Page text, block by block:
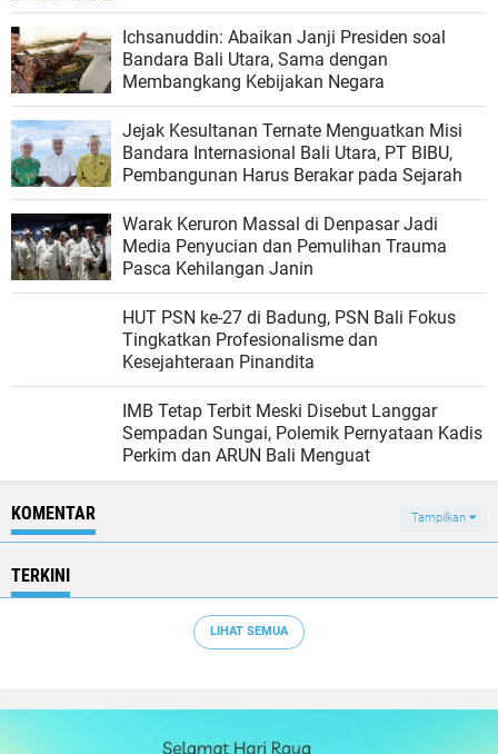
Ichsanuddin: Abaikan Janji Presiden soal
Bandara Bali Utara, Sama dengan
Membangkang Kebijakan Negara
Jejak Kesultanan Ternate Menguatkan Misi
Bandara Internasional Bali Utara, PT BIBU,
Pembangunan Harus Berakar pada Sejarah
Warak Keruron Massal di Denpasar Jadi
Media Penyucian dan Pemulihan Trauma
Pasca Kehilangan Janin
HUT PSN ke-27 di Badung, PSN Bali Fokus
Tingkatkan Profesionalisme dan
Kesejahteraan Pinandita
IMB Tetap Terbit Meski Disebut Langgar
Sempadan Sungai, Polemik Pernyataan Kadis
Perkim dan ARUN Bali Menguat
KOMENTAR Tampilkan
TERKINI
LIHAT SEMUA